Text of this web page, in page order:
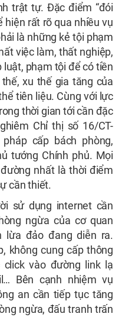
trật tự. Đặc điểm “đói
hiện rất rõ qua nhiều vụ
là những kẻ tội phạm
việc làm, thất nghiệp,
phạm tội để có tiền
xu thế gia tăng của
tiên liệu. Cùng với lực
thời gian tới cần đặc
Chỉ thị số 16/CT-
cấp bách phòng,
tướng Chính phủ. Mọi
nhất là thời điểm
cần thiết.
sử dụng internet cần
ngừa của cơ quan
lừa đảo đang diễn ra.
không cung cấp thông
vào đường link lạ
Bên cạnh nhiệm vụ
an cần tiếp tục tăng
ngừa, đấu tranh trấn